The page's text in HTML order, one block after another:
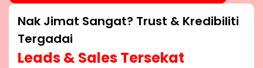
Nak Jimat Sangat? Trust & Kredibiliti
Tergadai
Leads & Sales Tersekat